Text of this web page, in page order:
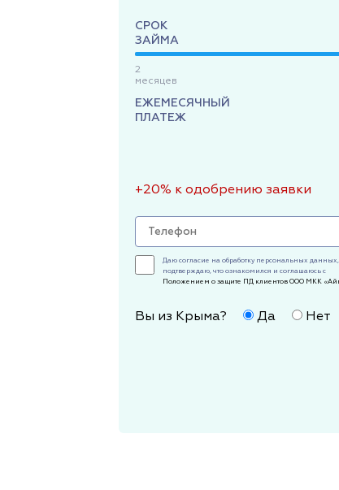
СРОК
ЗАЙМА
2
месяцев
ЕЖЕМЕСЯЧНЫЙ
ПЛАТЕЖ
+20% к одобрению заявки
Даю согласие на обработку персональных данных,
подтверждаю, что ознакомился и соглашаюсь с
Положением о защите ПД клиентов ООО МКК
Вы из Крыма? Да Нет